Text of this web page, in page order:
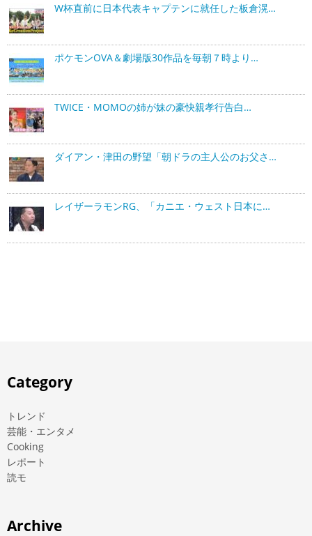
W杯直前に日本代表キャプテンに就任した板倉滉…
ポケモンOVA＆劇場版30作品を毎朝７時より…
TWICE・MOMOの姉が妹の豪快親孝行告白…
ダイアン・津田の野望「朝ドラの主人公のお父さ…
レイザーラモンRG、「カニエ・ウェスト日本に…
Category
トレンド
芸能・エンタメ
Cooking
レポート
読モ
Archive